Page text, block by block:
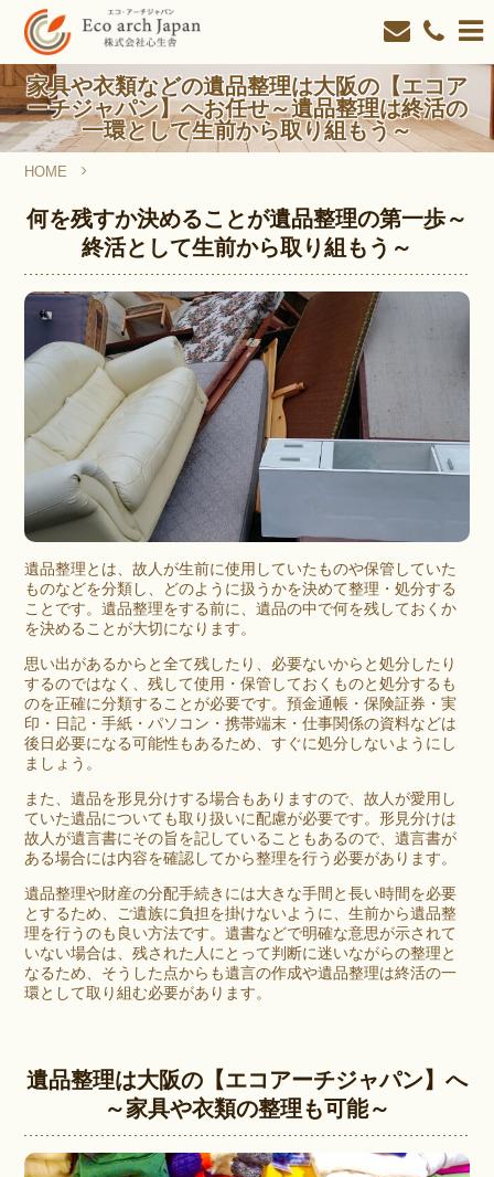
家具や衣類などの遺品整理は大阪の【エコア
ーチジャパン】へお任せ～遺品整理は終活の
一環として生前から取り組もう～
HOME
何を残すか決めることが遺品整理の第一歩～
終活として生前から取り組もう～
遺品整理とは、故人が生前に使用していたものや保管していた
ものなどを分類し、どのように扱うかを決めて整理・処分する
ことです。遺品整理をする前に、遺品の中で何を残しておくか
を決めることが大切になります。
思い出があるからと全て残したり、必要ないからと処分したり
するのではなく、残して使用・保管しておくものと処分するも
のを正確に分類することが必要です。預金通帳・保険証券・実
印・日記・手紙・パソコン・携帯端末・仕事関係の資料などは
後日必要になる可能性もあるため、すぐに処分しないようにし
ましょう。
また、遺品を形見分けする場合もありますので、故人が愛用し
ていた遺品についても取り扱いに配慮が必要です。形見分けは
故人が遺言書にその旨を記していることもあるので、遺言書が
ある場合には内容を確認してから整理を行う必要があります。
遺品整理や財産の分配手続きには大きな手間と長い時間を必要
とするため、ご遺族に負担を掛けないように、生前から遺品整
理を行うのも良い方法です。遺書などで明確な意思が示されて
いない場合は、残された人にとって判断に迷いながらの整理と
なるため、そうした点からも遺言の作成や遺品整理は終活の一
環として取り組む必要があります。
遺品整理は大阪の【エコアーチジャパン】へ
～家具や衣類の整理も可能～